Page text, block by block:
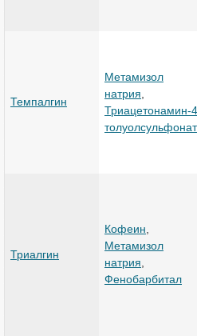
Темпалгин
Метамизол
натрия
Триацетонамин-
толуолсульфонат
Триалгин
Кофеин
Метамизол
натрия
Фенобарбитал